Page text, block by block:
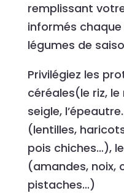
remplissant
informés
légumes de
Privilégiez les
céréales(le riz,
seigle,
(lentilles,
pois chiches…),
(amandes, noix,
pistaches…)